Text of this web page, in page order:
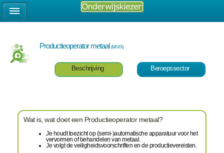
Productieoperator metaal(M/V/X)
Beschrijving Beroepssector
Wat is, wat doet een Productieoperator metaal?
Je houdt toezicht op (semi-)automatische apparatuur voor het
vervormen of behandelen van metaal.
Je volgt de veiligheidsvoorschriften en de productievereisten.